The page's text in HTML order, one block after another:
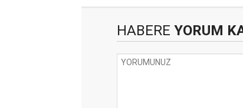
HABERE YORUM